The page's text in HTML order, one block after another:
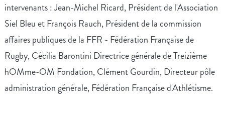
intervenants : Jean-Michel Ricard, Président de l'Association
Siel Bleu et François Rauch, Président de la commission
affaires publiques de la FFR - Fédération Française de
Rugby, Cécilia Barontini Directrice générale de Treizième
hOMme-OM Fondation, Clément Gourdin, Directeur pôle
administration générale, Fédération Française d'Athlétisme.